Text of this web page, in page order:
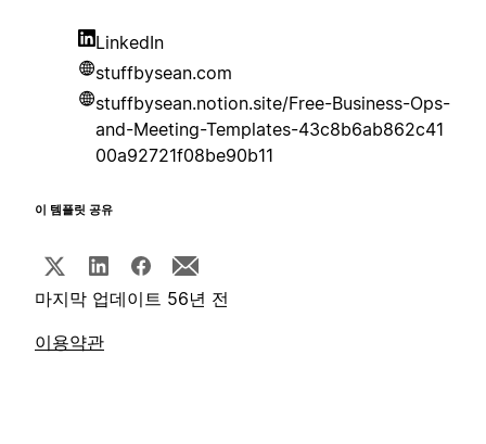
LinkedIn
stuffbysean.com
stuffbysean.notion.site/Free-Business-Ops-
and-Meeting-Templates-43c8b6ab862c41
00a92721f08be90b11
이 템플릿 공유
마지막 업데이트 56년 전
이용약관